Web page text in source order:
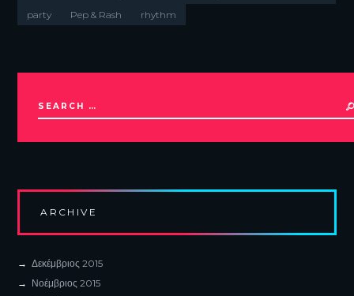
party
Pep & Rash rhythm
ARCHIVE
Δεκέμβριος2015
Νοέμβριος2015